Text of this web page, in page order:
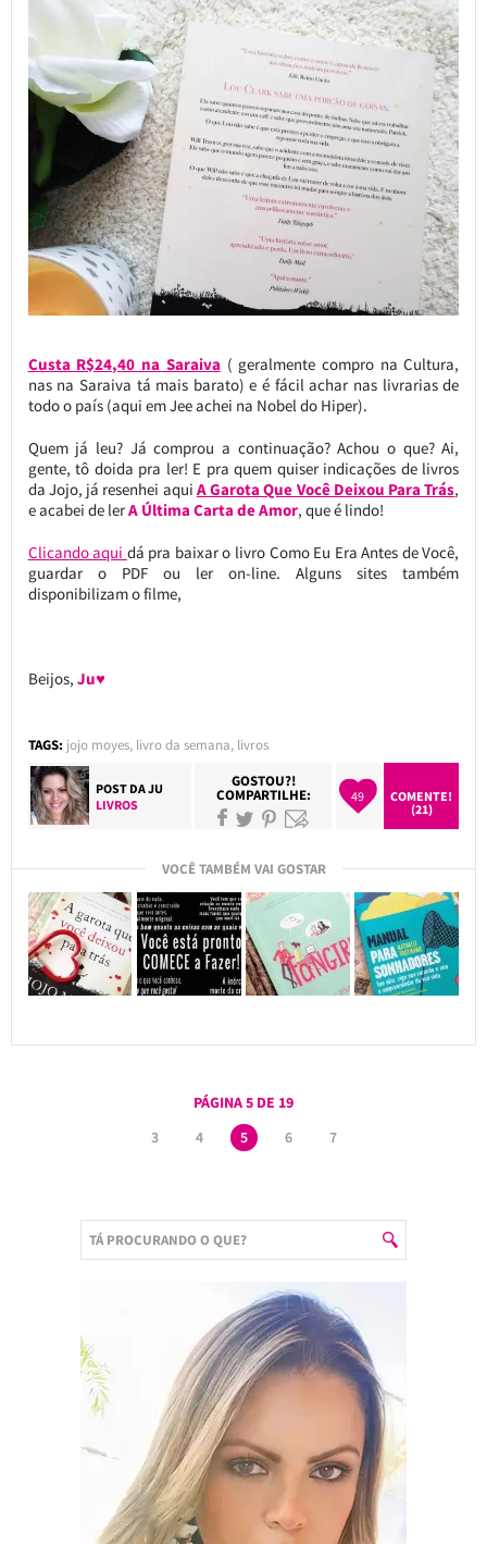
Custa R$24,40 na Saraiva ( geralmente compro na Cultura,
nas na Saraiva tá mais barato) e é fácil achar nas livrarias de
todo o país (aqui em Jee achei na Nobel do Hiper).
Quem já leu? Já comprou a continuação? Achou o que? Ai,
gente, tô doida pra ler! E pra quem quiser indicações de livros
da Jojo, já resenhei aqui A Garota Que Você Deixou Para Trás,
e acabei de lerA Última Carta de Amor, que é lindo!
Clicando aqui dá pra baixar o livro Como Eu Era Antes de Você,
guardar o PDF ou ler on-line. Alguns sites também
disponibilizam o filme,
Beijos, Ju♥
TAGS: jojo moyes, livro da semana, livros
POST DAJU
LIVROS
GOSTOU?!
COMPARTILHE: 49
COMENTE!
(21)
VOCÊ TAMBÉM VAI GOSTAR
PÁGINA 5 DE 19
3
4 5 6 7